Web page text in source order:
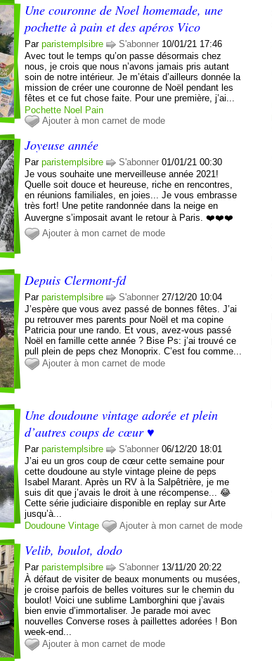
Une couronne de Noel homemade, une
pochette à pain et des apéros Vico
Parparistemplsibre S'abonner 10/01/21 17:46
Avec tout le temps qu’on passe désormais chez
nous, je crois que nous n’avons jamais pris autant
soin de notre intérieur. Je m’étais d’ailleurs donnée la
mission de créer une couronne de Noël pendant les
fêtes et ce fut chose faite. Pour une première, j’ai...
Pochette Noel Pain
Ajouter à mon carnet de mode
Joyeuse année
Parparistemplsibre S'abonner 01/01/21 00:30
Je vous souhaite une merveilleuse année 2021!
Quelle soit douce et heureuse, riche en rencontres,
en réunions familiales, en joies... Je vous embrasse
très fort! Une petite randonnée dans la neige en
Auvergne s’imposait avant le retour à Paris. ❤️❤️❤️
Ajouter à mon carnet de mode
Depuis Clermont-fd
Parparistemplsibre S'abonner 27/12/20 10:04
J’espère que vous avez passé de bonnes fêtes. J’ai
pu retrouver mes parents pour Noël et ma copine
Patricia pour une rando. Et vous, avez-vous passé
Noël en famille cette année ? Bise Ps: j’ai trouvé ce
pull plein de peps chez Monoprix. C’est fou comme...
Ajouter à mon carnet de mode
Une doudoune vintage adorée et plein
d’autres coups de cœur ♥️
Parparistemplsibre S'abonner 06/12/20 18:01
J’ai eu un gros coup de cœur cette semaine pour
cette doudoune au style vintage pleine de peps
Isabel Marant. Après un RV à la Salpêtrière, je me
suis dit que j’avais le droit à une récompense... 😂
Cette série judiciaire disponible en replay sur Arte
jusqu’à...
Doudoune Vintage Ajouter à mon carnet de mode
Velib, boulot, dodo
Parparistemplsibre S'abonner 13/11/20 20:22
À défaut de visiter de beaux monuments ou musées,
je croise parfois de belles voitures sur le chemin du
boulot! Voici une sublime Lamborghini que j’avais
bien envie d’immortaliser. Je parade moi avec
nouvelles Converse roses à paillettes adorées ! Bon
week-end...
Ajouter à mon carnet de mode